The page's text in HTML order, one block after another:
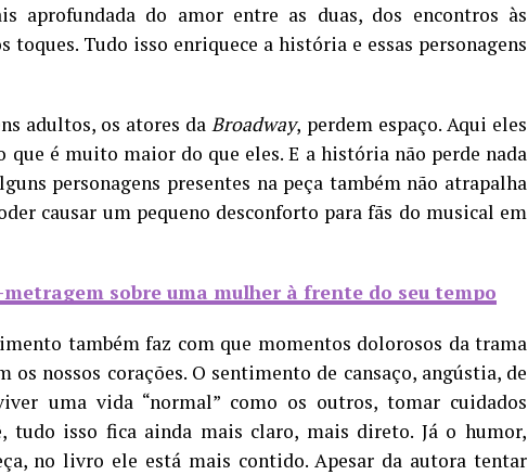
aprofundada do amor entre as duas, dos encontros às
toques. Tudo isso enriquece a história e essas personagens
adultos, os atores daBroadway, perdem espaço. Aqui eles
que é muito maior do que eles. E a história não perde nada
personagens presentes na peça também não atrapalha
causar um pequeno desconforto para fãs do musical em
sobre uma mulher à frente do seu tempo
também faz com que momentos dolorosos da trama
os nossos corações. O sentimento de cansaço, angústia, de
uma vida “normal” como os outros, tomar cuidados
tudo isso fica ainda mais claro, mais direto. Já o humor,
no livro ele está mais contido. Apesar da autora tentar